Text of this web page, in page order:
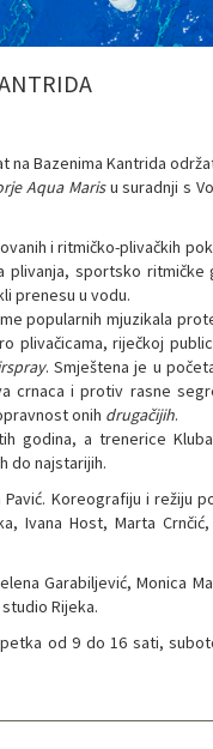
na Bazenima Kantrida
Aqua Marisu suradnji s
i ritmičko-plivačkih
sportsko
prenesu u vodu.
popularnih mjuzikala
plivačicama, riječkoj
. Smještena je u
crnaca i protiv rasne
onih drugačijih.
godina, a trenerice Kluba
do najstarijih.
Koreografiju i režiju
Ivana Host, Marta
Garabiljević, Monica
Rijeka.
od 9 do 16 sati,